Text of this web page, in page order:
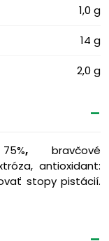
1,0 g
14 g
2,0 g
, bravčové
antioxidant:
stopy pistácií.